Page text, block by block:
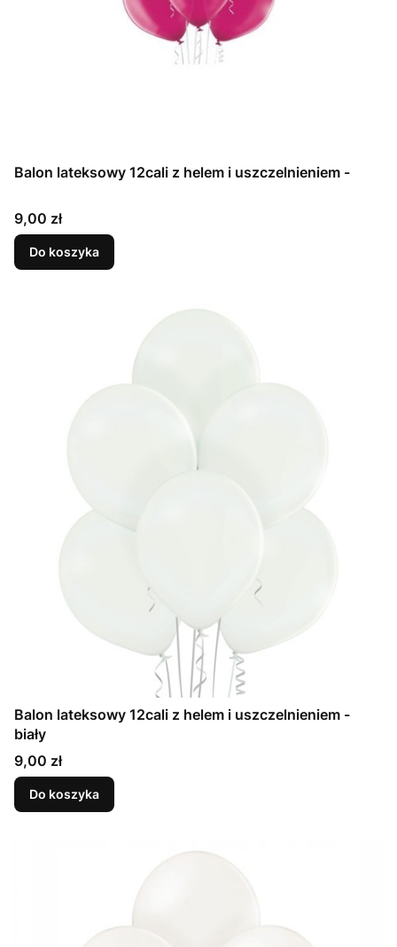
Balon lateksowy 12cali z helem i uszczelnieniem -
Cena
9,00 zł
Do koszyka
Balon lateksowy 12cali z helem i uszczelnieniem -
biały
Cena
9,00 zł
Do koszyka